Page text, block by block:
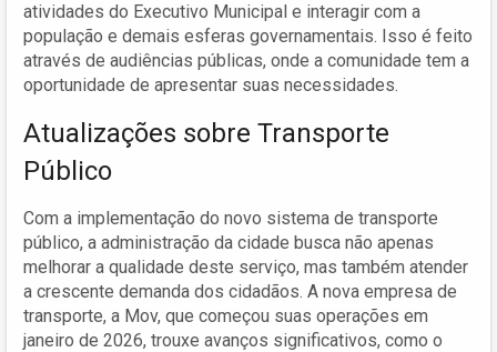
atividades do Executivo Municipal e interagir com a
população e demais esferas governamentais. Isso é feito
através de audiências públicas, onde a comunidade tem a
oportunidade de apresentar suas necessidades.
Atualizações sobre Transporte
Público
Com a implementação do novo sistema de transporte
público, a administração da cidade busca não apenas
melhorar a qualidade deste serviço, mas também atender
a crescente demanda dos cidadãos. A nova empresa de
transporte, a Mov, que começou suas operações em
janeiro de 2026, trouxe avanços significativos, como o